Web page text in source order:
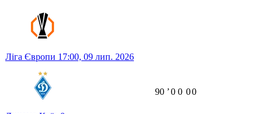
Ліга Європи 17:00, 09 лип. 2026
90 ʼ0 0 00